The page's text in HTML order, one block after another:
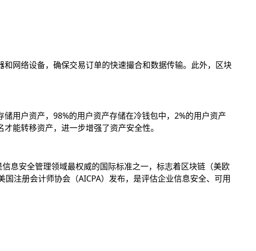
网络设备，确保交易订单的快速撮合和数据传输。此外，区块
用户资产，98%的用户资产存储在冷钱包中，2%的用户资产
能转移资产，进一步增强了资产安全性。
息安全管理领域最权威的国际标准之一，标志着区块链（美欧
注册会计师协会（AICPA）发布，是评估企业信息安全、可用